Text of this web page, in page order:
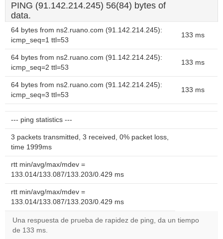
PING (91.142.214.245) 56(84) bytes of
data.
64 bytes from ns2.ruano.com (91.142.214.245):
icmp_seq=1 ttl=53
133 ms
64 bytes from ns2.ruano.com (91.142.214.245):
icmp_seq=2 ttl=53
133 ms
64 bytes from ns2.ruano.com (91.142.214.245):
icmp_seq=3 ttl=53
133 ms
--- ping statistics ---
3 packets transmitted, 3 received, 0% packet loss,
time 1999ms
rtt min/avg/max/mdev =
133.014/133.087/133.203/0.429 ms
rtt min/avg/max/mdev =
133.014/133.087/133.203/0.429 ms
Una respuesta de prueba de rapidez de ping, da un tiempo
de 133 ms.